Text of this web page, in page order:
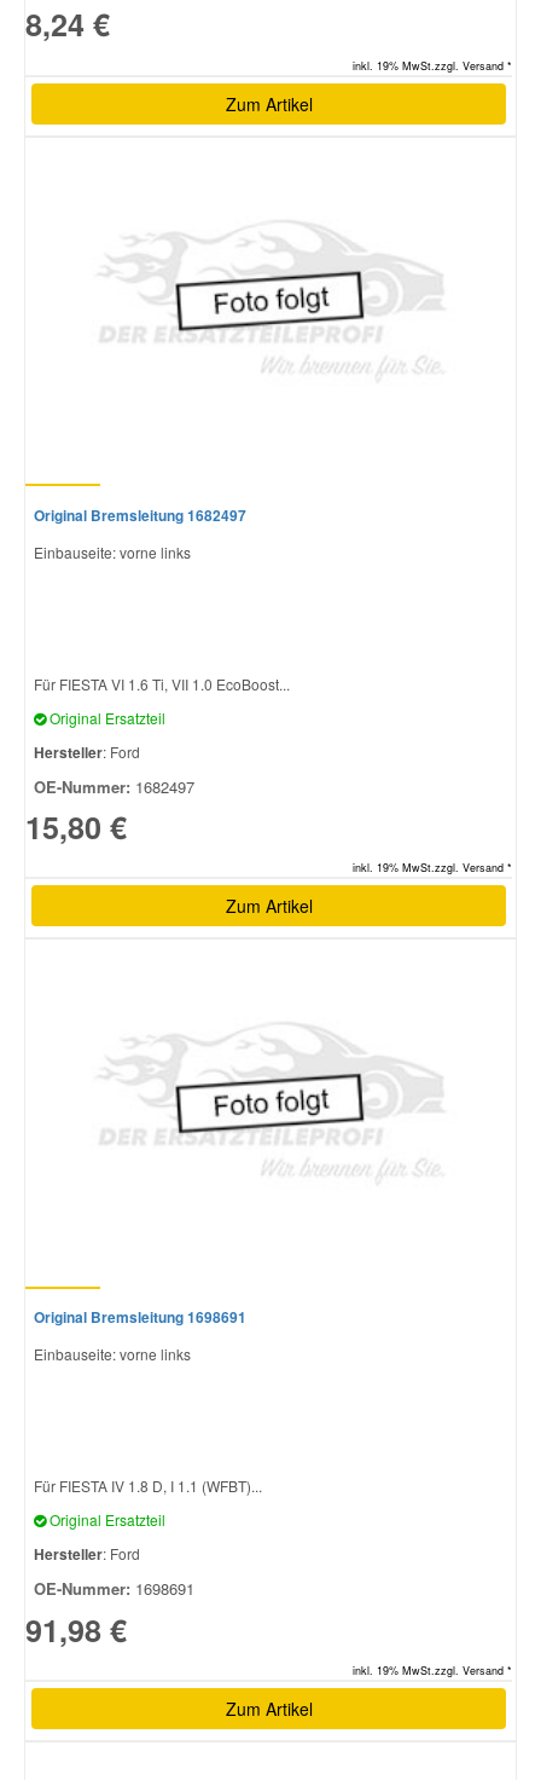
8,24 €
inkl. 19% MwSt.zzgl. Versand *
Zum Artikel
Original Bremsleitung 1682497
Einbauseite: vorne links
Für FIESTA VI 1.6 Ti, VII 1.0 EcoBoost...
Original Ersatzteil
Hersteller: Ford
OE-Nummer: 1682497
15,80 €
inkl. 19% MwSt.zzgl. Versand *
Zum Artikel
Original Bremsleitung 1698691
Einbauseite: vorne links
Für FIESTA IV 1.8 D, I 1.1 (WFBT)...
Original Ersatzteil
Hersteller: Ford
OE-Nummer: 1698691
91,98 €
inkl. 19% MwSt.zzgl. Versand *
Zum Artikel